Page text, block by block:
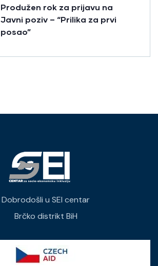
Produžen rok za prijavu na
Javni poziv – “Prilika za prvi
posao”
Dobrodošli u SEI centar
Brčko distrikt BiH